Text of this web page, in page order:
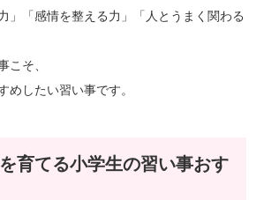
」「感情を整える力」「人とうまく関わる
こそ、
めしたい習い事です。
育てる小学生の習い事おす